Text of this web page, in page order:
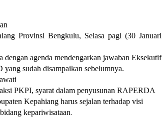
Provinsi Bengkulu, Selasa pagi (30 Januari
dengan agenda mendengarkan jawaban Eksekutif
sudah disampaikan sebelumnya.
PKPI, syarat dalam penyusunan RAPERDA
Kepahiang harus sejalan terhadap visi
kepariwisataan.